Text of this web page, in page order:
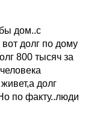
дом..с
долг по дому
800 тысяч за
долг
по факту..люди